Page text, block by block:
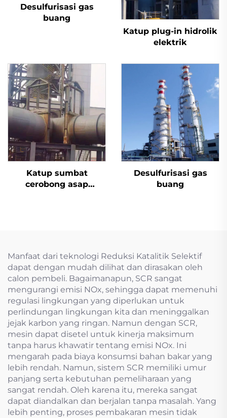
Desulfurisasi gas
buang
Katup plug-in hidrolik
elektrik
Katup sumbat
cerobong asap
Desulfurisasi gas
buang
Manfaat dari teknologi Reduksi Katalitik Selektif
dapat dengan mudah dilihat dan dirasakan oleh
calon pembeli. Bagaimanapun, SCR sangat
mengurangi emisi NOx, sehingga dapat memenuhi
regulasi lingkungan yang diperlukan untuk
perlindungan lingkungan kita dan meninggalkan
jejak karbon yang ringan. Namun dengan SCR,
mesin dapat disetel untuk kinerja maksimum
tanpa harus khawatir tentang emisi NOx. Ini
mengarah pada biaya konsumsi bahan bakar yang
lebih rendah. Namun, sistem SCR memiliki umur
panjang serta kebutuhan pemeliharaan yang
sangat rendah. Oleh karena itu, mereka sangat
dapat diandalkan dan berjalan tanpa masalah. Yang
lebih penting, proses pembakaran mesin tidak